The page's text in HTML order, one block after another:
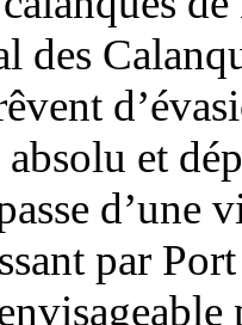
des
et
d’une
par